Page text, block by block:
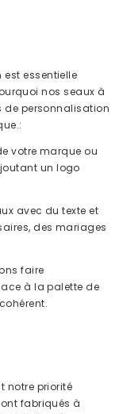
essentielle
nos seaux à
de personnalisation
votre marque ou
un logo
avec du texte et
des mariages
faire
à la palette de
notre priorité
fabriqués à